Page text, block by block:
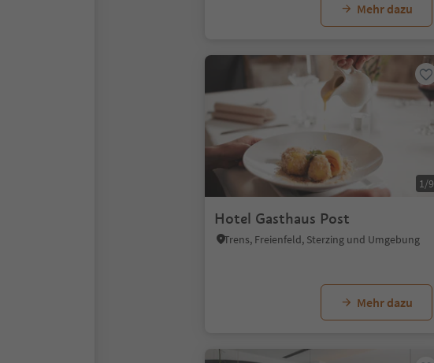
Mehr dazu
1/9
Hotel Gasthaus Post
Trens, Freienfeld, Sterzing und Umgebung
Mehr dazu